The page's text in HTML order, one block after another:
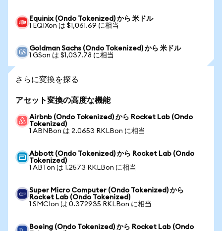
Equinix (Ondo Tokenized) から 米ドル
1 EQIXon は $1,061.69 に相当
Goldman Sachs (Ondo Tokenized) から 米ドル
1 GSon は $1,037.78 に相当
さらに変換を探る
アセット変換の高度な機能
Airbnb (Ondo Tokenized) から Rocket Lab (Ondo
Tokenized)
1 ABNBon は 2.0653 RKLBon に相当
Abbott (Ondo Tokenized) から Rocket Lab (Ondo
Tokenized)
1 ABTon は 1.2573 RKLBon に相当
Super Micro Computer (Ondo Tokenized) から
Rocket Lab (Ondo Tokenized)
1 SMCIon は 0.372935 RKLBon に相当
Boeing (Ondo Tokenized) から Rocket Lab (Ondo